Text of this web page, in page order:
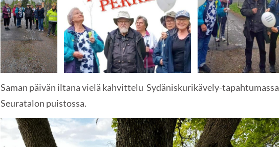
Saman päivän iltana vielä kahvittelu Sydäniskurikävely-tapahtumassa
Seuratalon puistossa.